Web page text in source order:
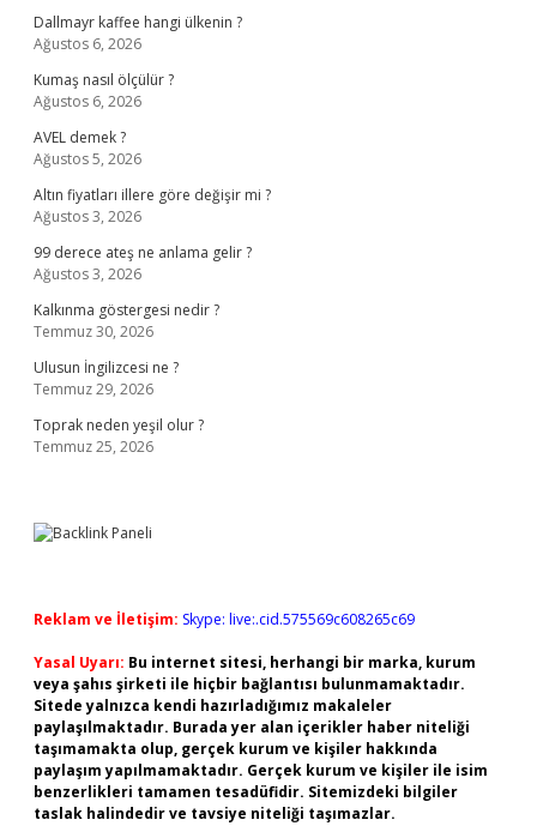
Dallmayr kaffee hangi ülkenin ?
Ağustos 6, 2026
Kumaş nasıl ölçülür ?
Ağustos 6, 2026
AVEL demek ?
Ağustos 5, 2026
Altın fiyatları illere göre değişir mi ?
Ağustos 3, 2026
99 derece ateş ne anlama gelir ?
Ağustos 3, 2026
Kalkınma göstergesi nedir ?
Temmuz 30, 2026
Ulusun İngilizcesi ne ?
Temmuz 29, 2026
Toprak neden yeşil olur ?
Temmuz 25, 2026
Reklam ve İletişim: Skype: live:.cid.575569c608265c69
Yasal Uyarı: Bu internet sitesi, herhangi bir marka, kurum
veya şahıs şirketi ile hiçbir bağlantısı bulunmamaktadır.
Sitede yalnızca kendi hazırladığımız makaleler
paylaşılmaktadır. Burada yer alan içerikler haber niteliği
taşımamakta olup, gerçek kurum ve kişiler hakkında
paylaşım yapılmamaktadır. Gerçek kurum ve kişiler ile isim
benzerlikleri tamamen tesadüfidir. Sitemizdeki bilgiler
taslak halindedir ve tavsiye niteliği taşımazlar.